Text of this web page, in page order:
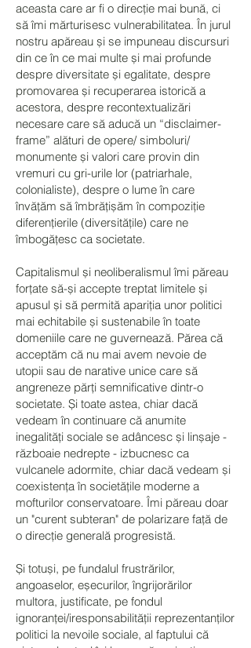
aceasta care ar fi o direcție mai bună, ci
să îmi mărturisesc vulnerabilitatea. În jurul
nostru apăreau și se impuneau discursuri
din ce în ce mai multe și mai profunde
despre diversitate și egalitate, despre
promovarea și recuperarea istorică a
acestora, despre recontextualizări
necesare care să aducă un “disclaimer-
frame” alături de opere/ simboluri/
monumente și valori care provin din
vremuri cu gri-urile lor (patriarhale,
colonialiste), despre o lume în care
învățăm să îmbrățișăm în compoziție
diferențierile (diversitățile) care ne
îmbogățesc ca societate.
Capitalismul și neoliberalismul îmi păreau
forțate să-și accepte treptat limitele și
apusul și să permită apariția unor politici
mai echitabile și sustenabile în toate
domeniile care ne guvernează. Părea că
acceptăm că nu mai avem nevoie de
utopii sau de narative unice care să
angreneze părți semnificative dintr-o
societate. Și toate astea, chiar dacă
vedeam în continuare că anumite
inegalități sociale se adâncesc și linșaje -
războaie nedrepte - izbucnesc ca
vulcanele adormite, chiar dacă vedeam și
coexistența în societățile moderne a
mofturilor conservatoare. Îmi păreau doar
un "curent subteran" de polarizare față de
o direcție generală progresistă.
Și totuși, pe fundalul frustrărilor,
angoaselor, eșecurilor, îngrijorărilor
multora, justificate, pe fondul
ignoranței/iresponsabilității reprezentanților
politici la nevoile sociale, al faptului că